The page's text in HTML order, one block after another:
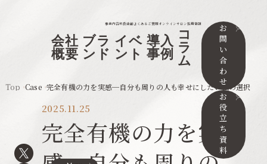
事業内容取扱店舗よくあるご質問オンラインサロン採用情報
会社
概要
ブラ
ンド
イベ
ント
導入
事例
コ
ラ
ム
お
問
い
合
わ
せ
お
役
立
ち
資
料
Top Case 完全有機の力を実感─自分も周りの人も幸せにしたい私の選択
2025.11.25
完全有機の力を実